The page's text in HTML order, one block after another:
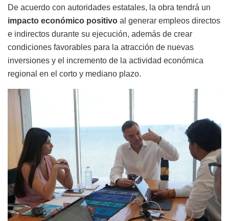
De acuerdo con autoridades estatales, la obra tendrá un
impacto económico positivo al generar empleos directos
e indirectos durante su ejecución, además de crear
condiciones favorables para la atracción de nuevas
inversiones y el incremento de la actividad económica
regional en el corto y mediano plazo.